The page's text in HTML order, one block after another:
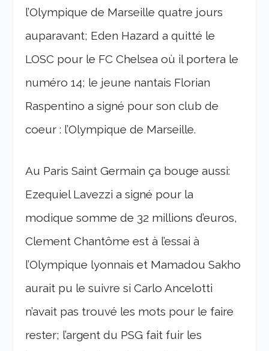
l’Olympique de Marseille quatre jours
auparavant; Eden Hazard a quitté le
LOSC pour le FC Chelsea où il portera le
numéro 14; le jeune nantais Florian
Raspentino a signé pour son club de
coeur : l’Olympique de Marseille.
Au Paris Saint Germain ça bouge aussi:
Ezequiel Lavezzi a signé pour la
modique somme de 32 millions d’euros,
Clement Chantôme est à l’essai à
l’Olympique lyonnais et Mamadou Sakho
aurait pu le suivre si Carlo Ancelotti
n’avait pas trouvé les mots pour le faire
rester; l’argent du PSG fait fuir les